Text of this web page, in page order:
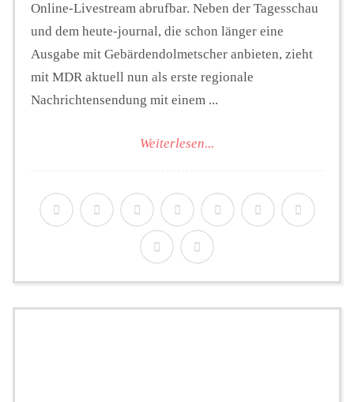
Online-Livestream abrufbar. Neben der Tagesschau
und dem heute-journal, die schon länger eine
Ausgabe mit Gebärdendolmetscher anbieten, zieht
mit MDR aktuell nun als erste regionale
Nachrichtensendung mit einem ...
Weiterlesen...